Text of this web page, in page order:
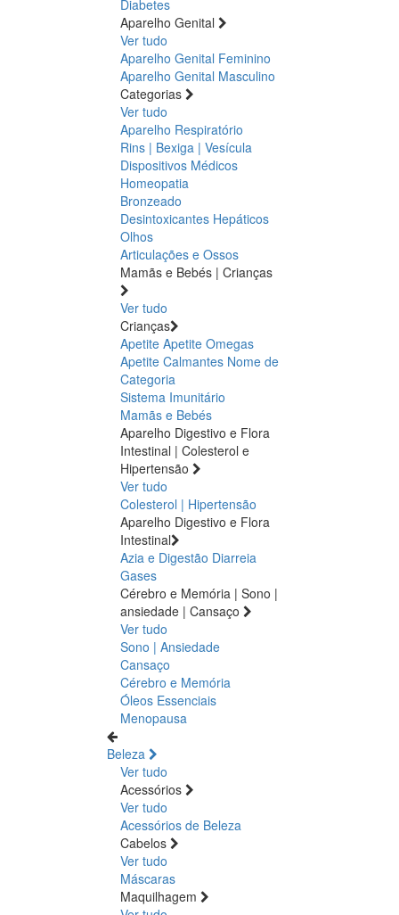
Diabetes
Aparelho Genital
Ver tudo
Aparelho Genital Feminino
Aparelho Genital Masculino
Categorias
Ver tudo
Aparelho Respiratório
Rins | Bexiga | Vesícula
Dispositivos Médicos
Homeopatia
Bronzeado
Desintoxicantes Hepáticos
Olhos
Articulações e Ossos
Mamãs e Bebés | Crianças
Ver tudo
Crianças
Apetite Apetite Omegas
Apetite Calmantes Nome de
Categoria
Sistema Imunitário
Mamãs e Bebés
Aparelho Digestivo e Flora
Intestinal | Colesterol e
Hipertensão
Ver tudo
Colesterol | Hipertensão
Aparelho Digestivo e Flora
Intestinal
Azia e Digestão Diarreia
Gases
Cérebro e Memória | Sono |
ansiedade | Cansaço
Ver tudo
Sono | Ansiedade
Cansaço
Cérebro e Memória
Óleos Essenciais
Menopausa
Beleza
Ver tudo
Acessórios
Ver tudo
Acessórios de Beleza
Cabelos
Ver tudo
Máscaras
Maquilhagem